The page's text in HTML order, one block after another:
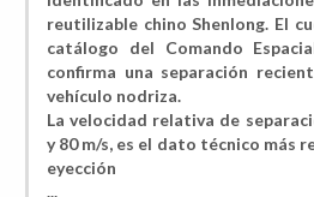
reutilizable chino Shenlong. El
catálogo del Comando
confirma una separación
vehículo nodriza.
La velocidad relativa de
y 80 m/s, es el dato técnico más
eyección
...